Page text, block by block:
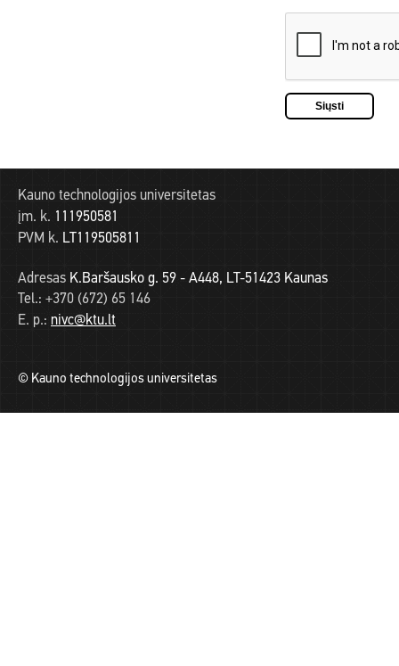
Kauno technologijos universitetas
įm. k. 111950581
PVM k. LT119505811
Adresas K.Baršausko g. 59 - A448, LT-51423 Kaunas
Tel.: +370 (672) 65 146
E. p.: nivc@ktu.lt
© Kauno technologijos universitetas